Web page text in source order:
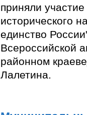
приняли
исторического
единство
Всероссийской
районном
Лалетина.